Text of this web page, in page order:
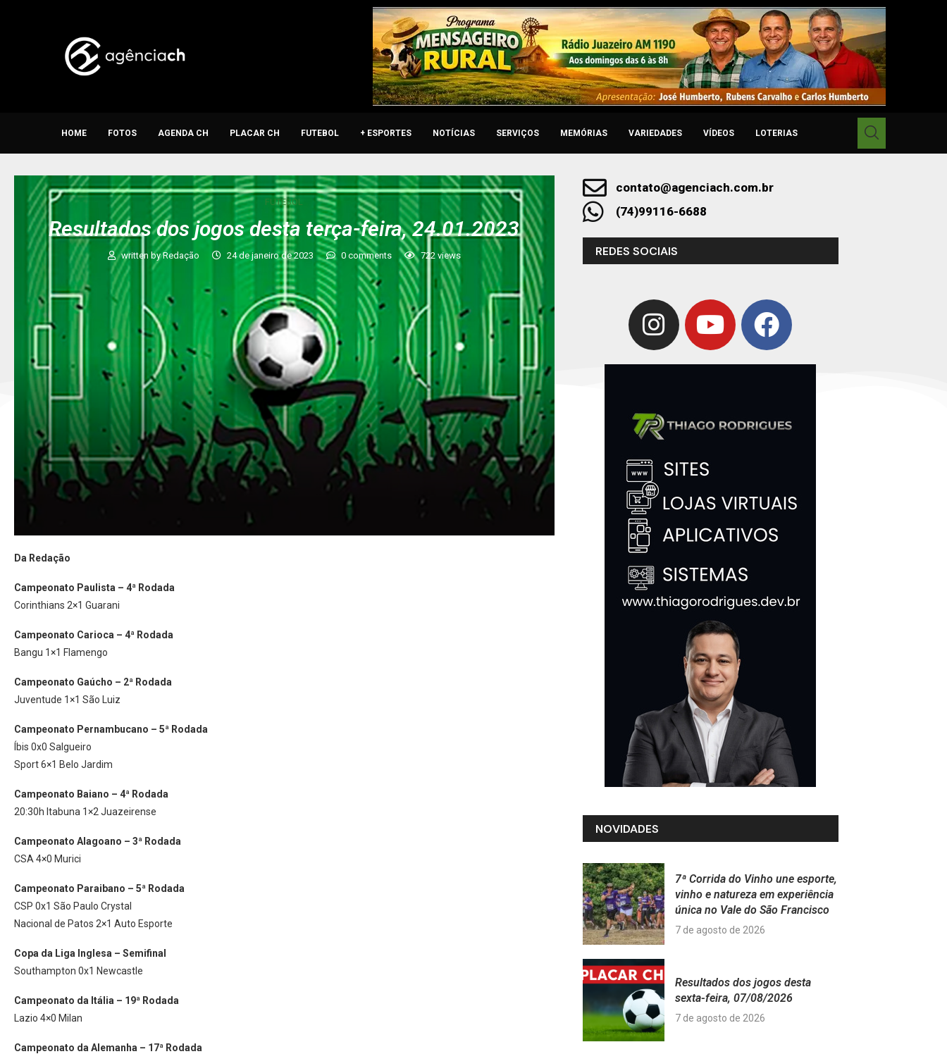
HOME FOTOS AGENDA CH PLACAR CH FUTEBOL + ESPORTES NOTÍCIAS SERVIÇOS MEMÓRIAS VARIEDADES VÍDEOS LOTERIAS
FUTEBOL
Resultados dos jogos desta terça-feira, 24.01.2023
written byRedação 24 de janeiro de 2023 0 comments 722views
Da Redação
Campeonato Paulista – 4ª Rodada
Corinthians 2×1 Guarani
Campeonato Carioca – 4ª Rodada
Bangu 1×1 Flamengo
Campeonato Gaúcho – 2ª Rodada
Juventude 1×1 São Luiz
Campeonato Pernambucano – 5ª Rodada
Íbis 0x0 Salgueiro
Sport 6×1 Belo Jardim
Campeonato Baiano – 4ª Rodada
20:30h Itabuna 1×2 Juazeirense
Campeonato Alagoano – 3ª Rodada
CSA 4×0 Murici
Campeonato Paraibano – 5ª Rodada
CSP 0x1 São Paulo Crystal
Nacional de Patos 2×1 Auto Esporte
Copa da Liga Inglesa – Semifinal
Southampton 0x1 Newcastle
Campeonato da Itália – 19ª Rodada
Lazio 4×0 Milan
Campeonato da Alemanha – 17ª Rodada
contato@agenciach.com.br
(74)99116-6688
REDES SOCIAIS
NOVIDADES
7ª Corrida do Vinho une esporte,
vinho e natureza em experiência
única no Vale do São Francisco
7 de agosto de 2026
Resultados dos jogos desta
sexta-feira, 07/08/2026
7 de agosto de 2026